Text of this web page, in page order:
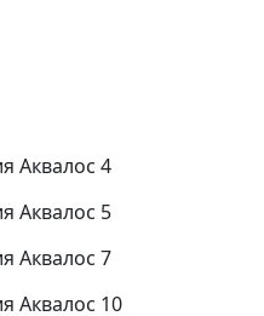
Аквалос 4
Аквалос 5
Аквалос 7
Аквалос 10